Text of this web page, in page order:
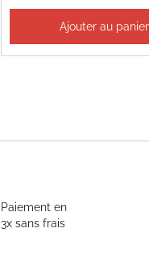
Ajouter au panier
Paiement en
3x sans frais